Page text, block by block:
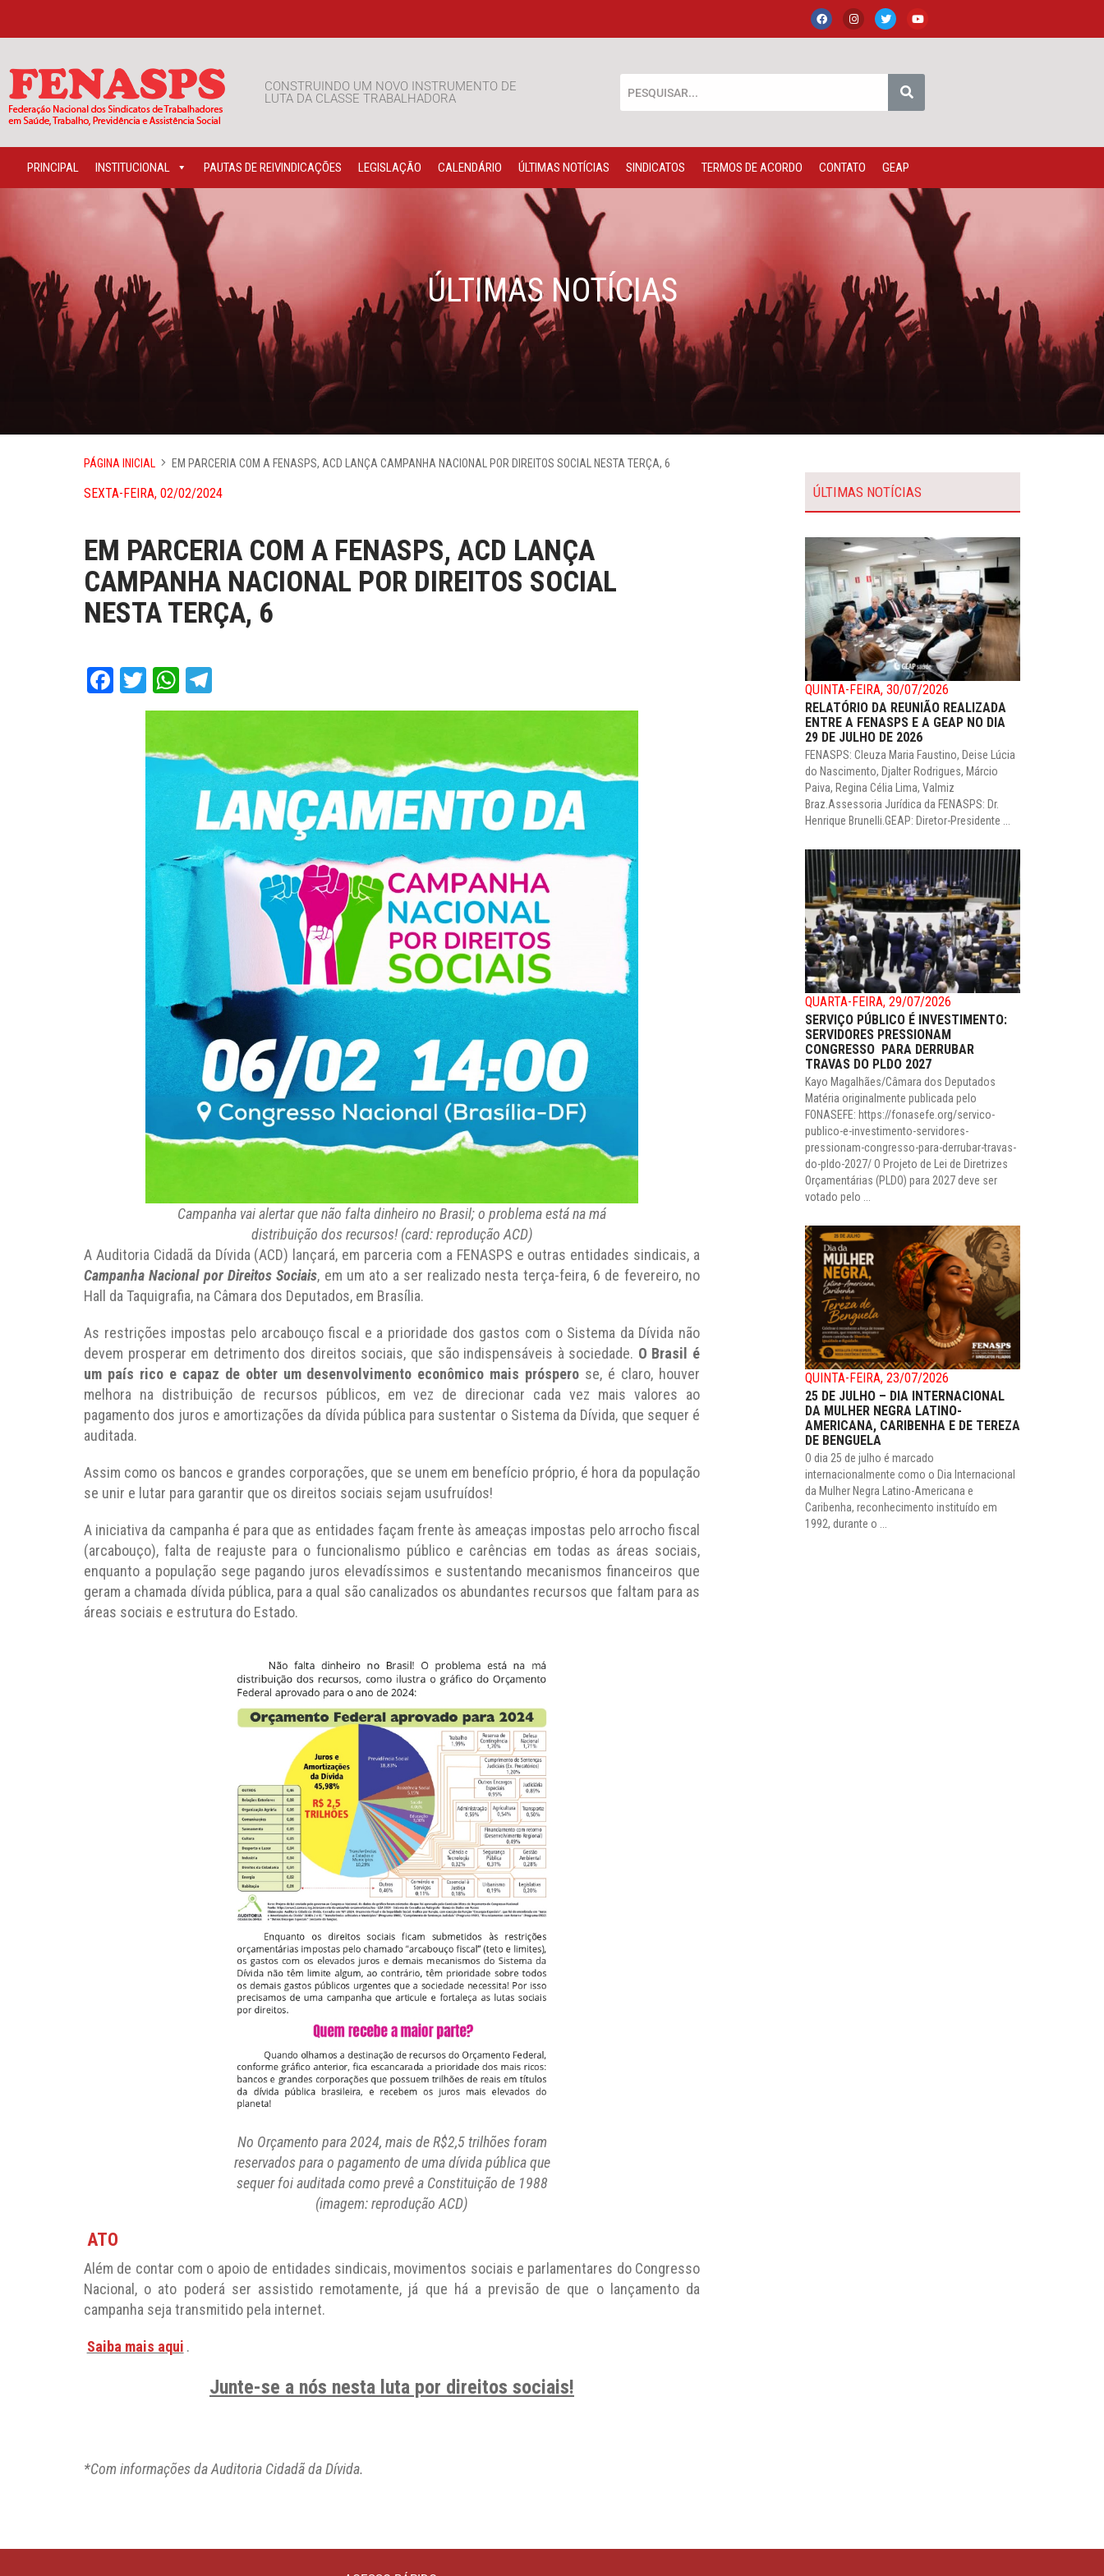
CONSTRUINDO UM NOVO INSTRUMENTO DE
LUTA DA CLASSE TRABALHADORA
PRINCIPAL INSTITUCIONAL PAUTAS DE REIVINDICAÇÕES LEGISLAÇÃO CALENDÁRIO ÚLTIMAS NOTÍCIAS SINDICATOS TERMOS DE ACORDO CONTATO GEAP
ÚLTIMAS NOTÍCIAS
PÁGINA INICIAL EM PARCERIA COM A FENASPS, ACD LANÇA CAMPANHA NACIONAL POR DIREITOS SOCIAL NESTA TERÇA, 6
SEXTA-FEIRA, 02/02/2024
EM PARCERIA COM A FENASPS, ACD LANÇA
CAMPANHA NACIONAL POR DIREITOS SOCIAL
NESTA TERÇA, 6
Facebook
TwitterWhatsApp
Campanha vai alertar que não falta dinheiro no Brasil; o problema está na má
distribuição dos recursos! (card: reprodução ACD)
A Auditoria Cidadã da Dívida (ACD) lançará, em parceria com a FENASPS e outras entidades sindicais, a
Campanha Nacional por Direitos Sociais, em um ato a ser realizado nesta terça-feira, 6 de fevereiro, no
Hall da Taquigrafia, na Câmara dos Deputados, em Brasília.
As restrições impostas pelo arcabouço fiscal e a prioridade dos gastos com o Sistema da Dívida não
devem prosperar em detrimento dos direitos sociais, que são indispensáveis à sociedade. O Brasil é
um país rico e capaz de obter um desenvolvimento econômico mais próspero se, é claro, houver
melhora na distribuição de recursos públicos, em vez de direcionar cada vez mais valores ao
pagamento dos juros e amortizações da dívida pública para sustentar o Sistema da Dívida, que sequer é
auditada.
Assim como os bancos e grandes corporações, que se unem em benefício próprio, é hora da população
se unir e lutar para garantir que os direitos sociais sejam usufruídos!
A iniciativa da campanha é para que as entidades façam frente às ameaças impostas pelo arrocho fiscal
(arcabouço), falta de reajuste para o funcionalismo público e carências em todas as áreas sociais,
enquanto a população sege pagando juros elevadíssimos e sustentando mecanismos financeiros que
geram a chamada dívida pública, para a qual são canalizados os abundantes recursos que faltam para as
áreas sociais e estrutura do Estado.
No Orçamento para 2024, mais de R$2,5 trilhões foram
reservados para o pagamento de uma dívida pública que
sequer foi auditada como prevê a Constituição de 1988
(imagem: reprodução ACD)
ATO
Além de contar com o apoio de entidades sindicais, movimentos sociais e parlamentares do Congresso
Nacional, o ato poderá ser assistido remotamente, já que há a previsão de que o lançamento da
campanha seja transmitido pela internet.
Saiba mais aqui .
Junte-se a nós nesta luta por direitos sociais!
*Com informações da Auditoria Cidadã da Dívida.
ÚLTIMAS NOTÍCIAS
QUINTA-FEIRA, 30/07/2026
RELATÓRIO DA REUNIÃO REALIZADA
ENTRE A FENASPS E A GEAP NO DIA
29 DE JULHO DE 2026
FENASPS: Cleuza Maria Faustino, Deise Lúcia
do Nascimento, Djalter Rodrigues, Márcio
Paiva, Regina Célia Lima, Valmiz
Braz.Assessoria Jurídica da FENASPS: Dr.
Henrique Brunelli.GEAP: Diretor-Presidente ...
QUARTA-FEIRA, 29/07/2026
SERVIÇO PÚBLICO É INVESTIMENTO:
SERVIDORES PRESSIONAM
CONGRESSO PARA DERRUBAR
TRAVAS DO PLDO 2027
Kayo Magalhães/Câmara dos Deputados
Matéria originalmente publicada pelo
FONASEFE: https://fonasefe.org/servico-
publico-e-investimento-servidores-
pressionam-congresso-para-derrubar-travas-
do-pldo-2027/ O Projeto de Lei de Diretrizes
Orçamentárias (PLDO) para 2027 deve ser
votado pelo ...
QUINTA-FEIRA, 23/07/2026
25 DE JULHO – DIA INTERNACIONAL
DA MULHER NEGRA LATINO-
AMERICANA, CARIBENHA E DE TEREZA
DE BENGUELA
O dia 25 de julho é marcado
internacionalmente como o Dia Internacional
da Mulher Negra Latino-Americana e
Caribenha, reconhecimento instituído em
1992, durante o ...